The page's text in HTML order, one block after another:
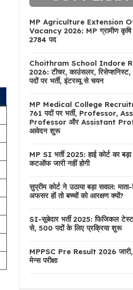
MP Agriculture Extension
Vacancy 2026: MP ग्रामीण कृषि
2784 पद
Choithram School Indore
2026: टीचर, काउंसलर, रिसेप्शनिस्ट,
पदों पर भर्ती, इंटरव्यू से चयन
MP Medical College
761 पदों पर भर्ती, Professor,
Professor और Assistant
आवेदन शुरू
MP SI भर्ती 2025: हाई कोर्ट का
कटऑफ जारी नहीं होगी
सुप्रीम कोर्ट ने उठाया बड़ा सवाल:
अफसर हों तो बच्चों को आरक्षण क्यों?
SI-सूबेदार भर्ती 2025: फिजिकल
से, 500 पदों के लिए प्रक्रिया शुरू
MPPSC Pre Result 2026 जारी,
मेन्स परीक्षा